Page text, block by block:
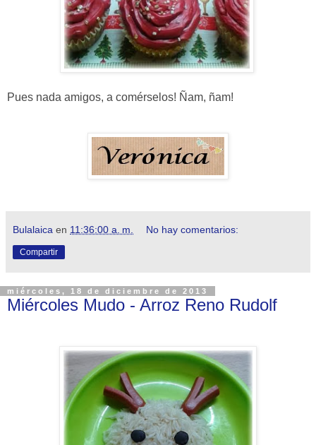
Pues nada amigos, a comérselos! Ñam, ñam!
Bulalaica en 11:36:00 a. m. No hay comentarios:
Compartir
miércoles, 18 de diciembre de 2013
Miércoles Mudo - Arroz Reno Rudolf